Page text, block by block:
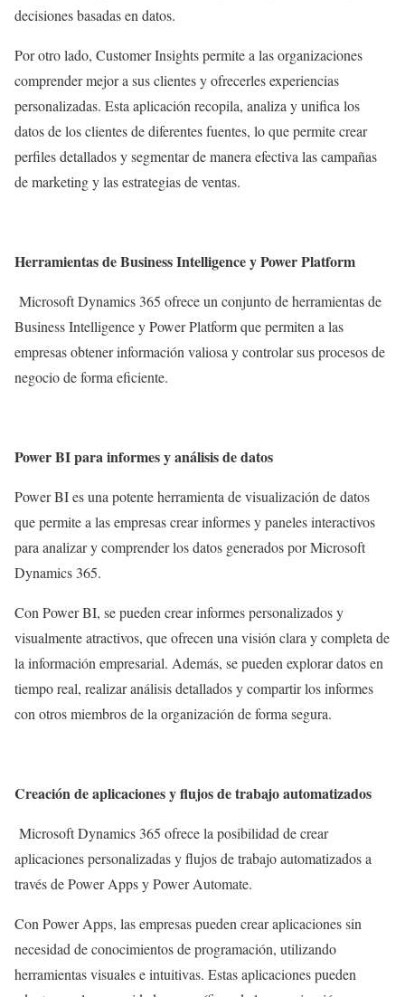
decisiones basadas en datos.
Por otro lado, Customer Insights permite a las organizaciones
comprender mejor a sus clientes y ofrecerles experiencias
personalizadas. Esta aplicación recopila, analiza y unifica los
datos de los clientes de diferentes fuentes, lo que permite crear
perfiles detallados y segmentar de manera efectiva las campañas
de marketing y las estrategias de ventas.
Herramientas de Business Intelligence y Power Platform
Microsoft Dynamics 365 ofrece un conjunto de herramientas de
Business Intelligence y Power Platform que permiten a las
empresas obtener información valiosa y controlar sus procesos de
negocio de forma eficiente.
Power BI para informes y análisis de datos
Power BI es una potente herramienta de visualización de datos
que permite a las empresas crear informes y paneles interactivos
para analizar y comprender los datos generados por Microsoft
Dynamics 365.
Con Power BI, se pueden crear informes personalizados y
visualmente atractivos, que ofrecen una visión clara y completa de
la información empresarial. Además, se pueden explorar datos en
tiempo real, realizar análisis detallados y compartir los informes
con otros miembros de la organización de forma segura.
Creación de aplicaciones y flujos de trabajo automatizados
Microsoft Dynamics 365 ofrece la posibilidad de crear
aplicaciones personalizadas y flujos de trabajo automatizados a
través de Power Apps y Power Automate.
Con Power Apps, las empresas pueden crear aplicaciones sin
necesidad de conocimientos de programación, utilizando
herramientas visuales e intuitivas. Estas aplicaciones pueden